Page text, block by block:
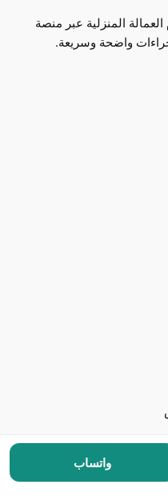
المنزلية عبر منصة
واضحة وسريعة.
مكتب توسط للاستقدام
واتساب